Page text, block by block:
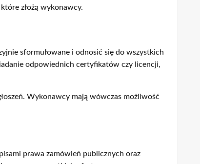
złożą wykonawcy.
sformułowane i odnosić się do wszystkich
odpowiednich certyfikatów czy licencji,
Wykonawcy mają wówczas możliwość
prawa zamówień publicznych oraz